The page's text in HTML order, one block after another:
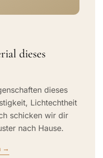
dieses
dieses
Lichtechtheit
schicken wir dir
nach Hause.
→